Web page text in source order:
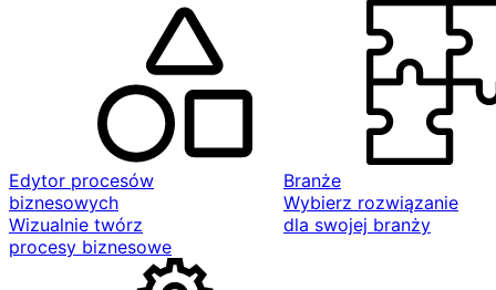
Edytor procesów
biznesowych
Wizualnie twórz
procesy biznesowe
Branże
Wybierz rozwiązanie
dla swojej branży